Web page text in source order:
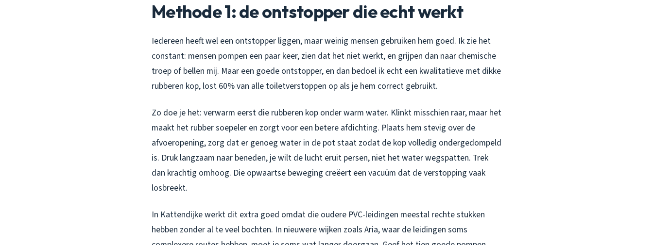
Methode 1: de ontstopper die echt werkt
Iedereen heeft wel een ontstopper liggen, maar weinig mensen gebruiken hem goed. Ik zie het
constant: mensen pompen een paar keer, zien dat het niet werkt, en grijpen dan naar chemische
troep of bellen mij. Maar een goede ontstopper, en dan bedoel ik echt een kwalitatieve met dikke
rubberen kop, lost 60% van alle toiletverstoppen op als je hem correct gebruikt.
Zo doe je het: verwarm eerst die rubberen kop onder warm water. Klinkt misschien raar, maar het
maakt het rubber soepeler en zorgt voor een betere afdichting. Plaats hem stevig over de
afvoeropening, zorg dat er genoeg water in de pot staat zodat de kop volledig ondergedompeld
is. Druk langzaam naar beneden, je wilt de lucht eruit persen, niet het water wegspatten. Trek
dan krachtig omhoog. Die opwaartse beweging creëert een vacuüm dat de verstopping vaak
losbreekt.
In Kattendijke werkt dit extra goed omdat die oudere PVC-leidingen meestal rechte stukken
hebben zonder al te veel bochten. In nieuwere wijken zoals Aria, waar de leidingen soms